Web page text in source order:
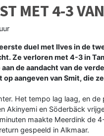
MET 4-3
duel met Ilves in de
Ze verloren met 4-3 in
de aandacht van de
aangeven van Smit, die
Het tempo lag laag, en
Akinyemi en Söderbäck
maakte Meerdink de
gespeeld in Alkmaar.